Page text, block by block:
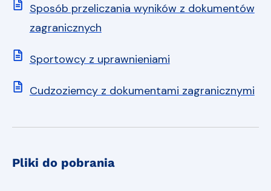
Sposób przeliczania wyników z dokumentów
zagranicznych
Sportowcy z uprawnieniami
Cudzoziemcy z dokumentami zagranicznymi
Pliki do pobrania